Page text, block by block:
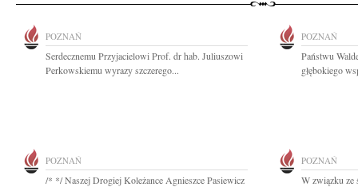
POZNAŃ
Serdecznemu Przyjacielowi Prof. dr hab. Juliuszowi
Perkowskiemu wyrazy szczerego...
POZNAŃ
Państwu
głębokiego
POZNAŃ
/* */ Naszej Drogiej Koleżance Agnieszce Pasiewicz
POZNAŃ
W związku ze